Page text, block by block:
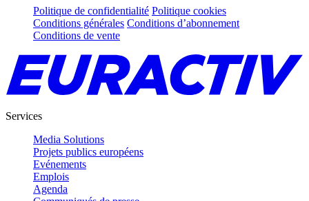
Politique de confidentialité Politique cookies
Conditions générales Conditions d’abonnement
Conditions de vente
Services
Media Solutions
Projets publics européens
Evénements
Emplois
Agenda